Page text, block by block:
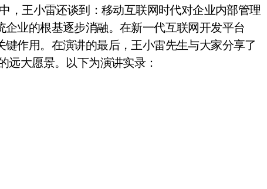
，王小雷还谈到：移动互联网时代对企业内部管理
业的根基逐步消融。在新一代互联网开发平台
作用。在演讲的最后，王小雷先生与大家分享了
远大愿景。以下为演讲实录：